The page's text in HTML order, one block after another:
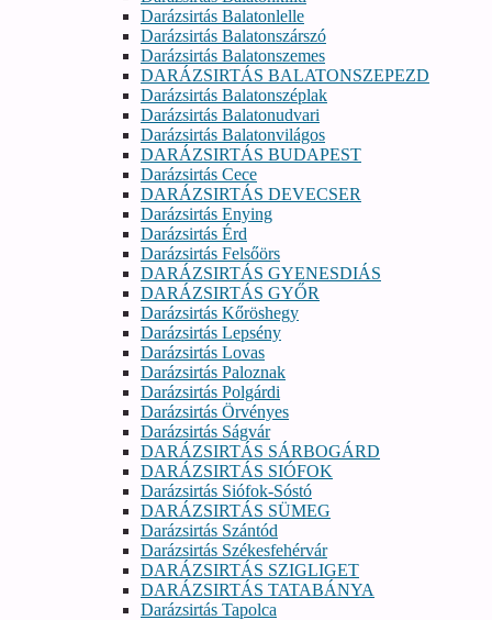
Darázsirtás Balatonlelle
Darázsirtás Balatonszárszó
Darázsirtás Balatonszemes
DARÁZSIRTÁS BALATONSZEPEZD
Darázsirtás Balatonszéplak
Darázsirtás Balatonudvari
Darázsirtás Balatonvilágos
DARÁZSIRTÁS BUDAPEST
Darázsirtás Cece
DARÁZSIRTÁS DEVECSER
Darázsirtás Enying
Darázsirtás Érd
Darázsirtás Felsőörs
DARÁZSIRTÁS GYENESDIÁS
DARÁZSIRTÁS GYŐR
Darázsirtás Kőröshegy
Darázsirtás Lepsény
Darázsirtás Lovas
Darázsirtás Paloznak
Darázsirtás Polgárdi
Darázsirtás Örvényes
Darázsirtás Ságvár
DARÁZSIRTÁS SÁRBOGÁRD
DARÁZSIRTÁS SIÓFOK
Darázsirtás Siófok-Sóstó
DARÁZSIRTÁS SÜMEG
Darázsirtás Szántód
Darázsirtás Székesfehérvár
DARÁZSIRTÁS SZIGLIGET
DARÁZSIRTÁS TATABÁNYA
Darázsirtás Tapolca